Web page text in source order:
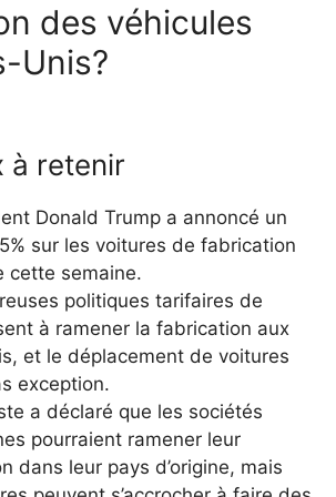
des véhicules
Unis?
à retenir
Donald Trump a annoncé un
sur les voitures de fabrication
cette semaine.
politiques tarifaires de
à ramener la fabrication aux
et le déplacement de voitures
exception.
a déclaré que les sociétés
pourraient ramener leur
dans leur pays d’origine, mais